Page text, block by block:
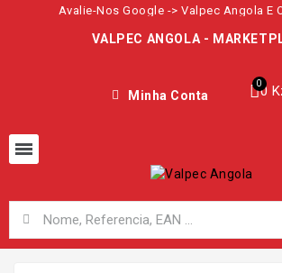
Avalie-Nos Google -> Valpec Angola E
VALPEC ANGOLA -
Minha Conta 0